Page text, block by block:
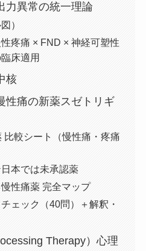
力異常の統一理論
）
疼痛 × FND × 神経可塑性
床適用
核
性痛の新薬スゼトリギ
比較シート（慢性痛・疼痛
本では未承認薬
性痛薬 完全マップ
ェック（40問）＋解釈・
Therapy）心理